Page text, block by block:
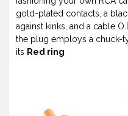
gold-plated contacts, a
against kinks, and a cable
the plug employs a chuck-
its Red ring